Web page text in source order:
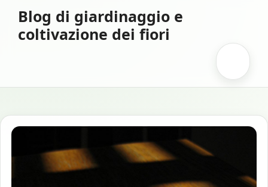
contenuto
Blog di giardinaggio e
coltivazione dei fiori